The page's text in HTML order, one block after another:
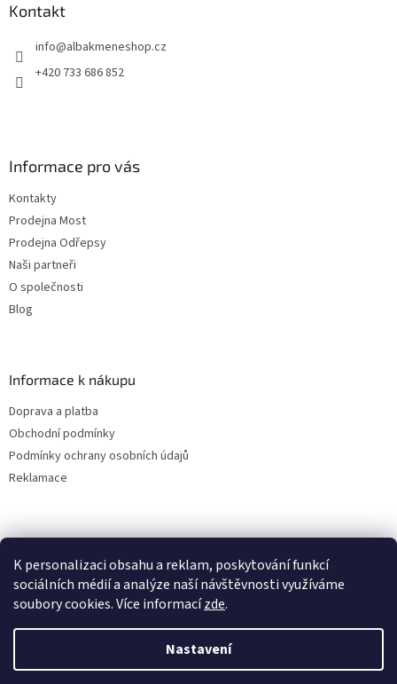
K personalizaci obsahu a reklam, poskytování funkcí
sociálních médií a analýze naší návštěvnosti využíváme
soubory cookies. Více informacízde.
Nastavení
Kontakt
info@albakmeneshop.cz
+420 733 686 852
Informace pro vás
Kontakty
Prodejna Most
Prodejna Odřepsy
Naši partneři
O společnosti
Blog
Informace k nákupu
Doprava a platba
Obchodní podmínky
Podmínky ochrany osobních údajů
Reklamace